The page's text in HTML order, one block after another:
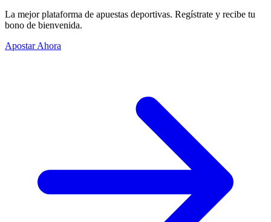
La mejor plataforma de apuestas deportivas. Regístrate y recibe tu
bono de bienvenida.
Apostar Ahora